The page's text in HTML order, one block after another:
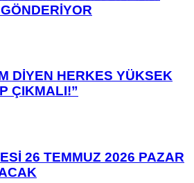
DİYEN HERKES YÜKSEK
ÇIKMALI!”
26 TEMMUZ 2026 PAZAR